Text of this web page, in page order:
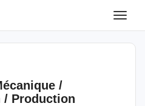
Toggle
/
/ Production